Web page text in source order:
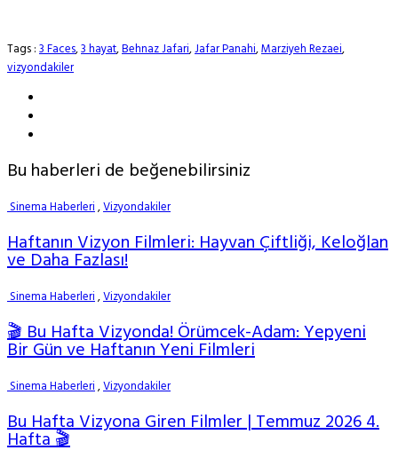
Tags :3 Faces,3 hayat,Behnaz Jafari,Jafar Panahi,Marziyeh Rezaei,
vizyondakiler
Bu haberleri de beğenebilirsiniz
Sinema Haberleri,Vizyondakiler
Haftanın Vizyon Filmleri: Hayvan Çiftliği, Keloğlan
ve Daha Fazlası!
Sinema Haberleri,Vizyondakiler
🎬 Bu Hafta Vizyonda! Örümcek-Adam: Yepyeni
Bir Gün ve Haftanın Yeni Filmleri
Sinema Haberleri,Vizyondakiler
Bu Hafta Vizyona Giren Filmler | Temmuz 2026 4.
Hafta 🎬